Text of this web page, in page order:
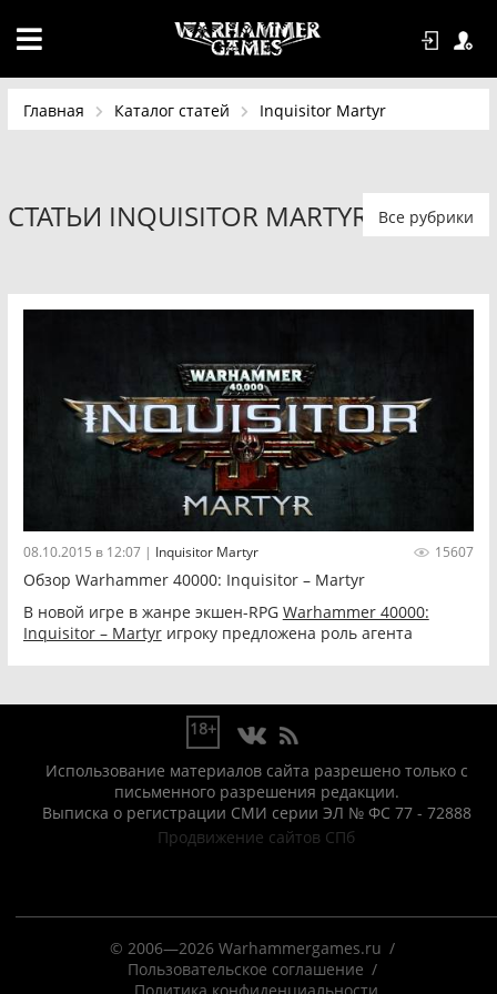
Главная Каталог статей Inquisitor Martyr
СТАТЬИ INQUISITOR MARTYR Все рубрики
08.10.2015 в 12:07| Inquisitor Martyr 15607
Обзор Warhammer 40000: Inquisitor – Martyr
В новой игре в жанре экшен-RPG Warhammer 40000:
Inquisitor – Martyrигроку предложена роль агента
18+
Использование материалов сайта разрешено только с
письменного разрешения редакции.
Выписка о регистрации СМИ серии ЭЛ № ФС 77 - 72888
Продвижение сайтов СПб
© 2006—2026 Warhammergames.ru
Пользовательское соглашение